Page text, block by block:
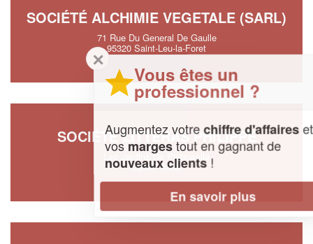
SOCIÉTÉ ALCHIMIE VEGETALE (SARL)
71 Rue Du General De Gaulle
95320 Saint-Leu-la-Foret
SOCIÉTÉ LITTERAS PHILIPPE
Les Jardins De Pietrosella
20167 Alata
Vous êtes un
professionnel ?
Augmentez votrechiffre d'affaireset
vosmargestout en gagnant de
nouveaux clients!
En savoir plus